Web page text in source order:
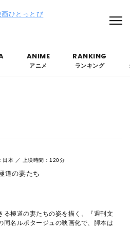
ることはありません。
ANIME
アニメ
RANKING
ランキング
日本 ／ 上映時間：120分
る極道の妻たちの姿を描く。『週刊文
同名ルポタージュの映画化で、脚本は